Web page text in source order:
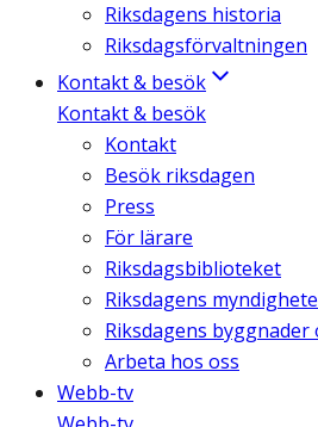
Riksdagens historia
Riksdagsförvaltningen
Kontakt & besök
Kontakt & besök
Kontakt
Besök riksdagen
Press
För lärare
Riksdagsbiblioteket
Riksdagens
Riksdagens byggnader
Arbeta hos oss
Webb-tv